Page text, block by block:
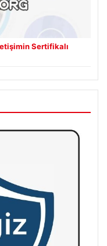
Sertifikalı